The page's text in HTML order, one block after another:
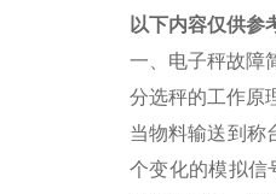
以下内容仅供参
一、电子
分选秤的工作原
当物料输送到称
个变化的模拟信